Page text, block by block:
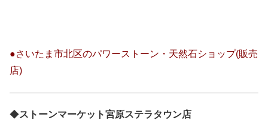
●さいたま市北区のパワーストーン・天然石ショップ(販売
店)
◆ストーンマーケット宮原ステラタウン店